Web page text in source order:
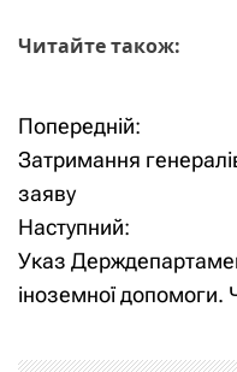
Читайте також:
Н
а
в
і
Попередній:
Затримання
заяву
Наступний:
Указ
іноземної допомоги.